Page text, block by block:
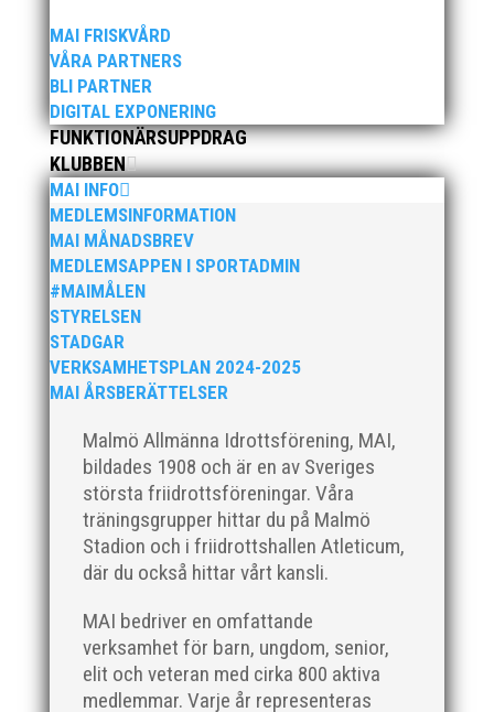
MAI FRISKVÅRD
VÅRA PARTNERS
BLI PARTNER
DIGITAL EXPONERING
FUNKTIONÄRSUPPDRAG
KLUBBEN
MAI INFO
MEDLEMSINFORMATION
MAI MÅNADSBREV
MEDLEMSAPPEN I SPORTADMIN
#MAIMÅLEN
STYRELSEN
STADGAR
VERKSAMHETSPLAN 2024-2025
MAI ÅRSBERÄTTELSER
Malmö Allmänna Idrottsförening, MAI,
bildades 1908 och är en av Sveriges
största friidrottsföreningar. Våra
träningsgrupper hittar du på Malmö
Stadion och i friidrottshallen Atleticum,
där du också hittar vårt kansli.
MAI bedriver en omfattande
verksamhet för barn, ungdom, senior,
elit och veteran med cirka 800 aktiva
medlemmar. Varje år representeras
HEM
FRIIDROTT 7-17 ÅR
FRIIDROTT +
TÄVLINGAR FÖRETAG